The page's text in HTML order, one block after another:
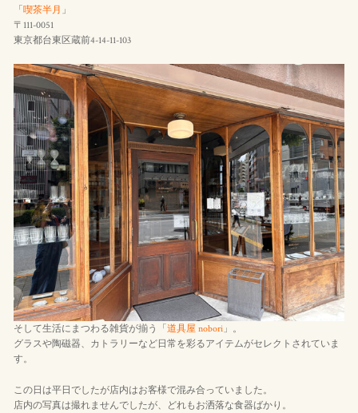
「 喫茶半月 」
〒111-0051
東京都台東区蔵前4-14-11-103
そして生活にまつわる雑貨が揃う「道具屋 nobori」。
グラスや陶磁器、カトラリーなど日常を彩るアイテムがセレクトされていま
す。
この日は平日でしたが店内はお客様で混み合っていました。
店内の写真は撮れませんでしたが、どれもお洒落な食器ばかり。